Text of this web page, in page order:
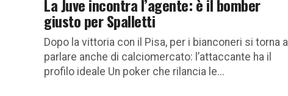
La Juve incontra l’agente: è il bomber
giusto per Spalletti
Dopo la vittoria con il Pisa, per i bianconeri si torna a
parlare anche di calciomercato: l’attaccante ha il
profilo ideale Un poker che rilancia le...